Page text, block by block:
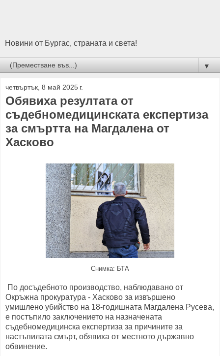
Новини от Бургас, страната и света!
▼
четвъртък, 8 май 2025 г.
Обявиха резултата от
съдебномедицинската експертиза
за смъртта на Магдалена от
Хасково
Снимка: БТА
По досъдебното производство, наблюдавано от
Окръжна прокуратура - Хасково за извършено
умишлено убийство на 18-годишната Магдалена Русева,
е постъпило заключението на назначената
съдебномедицинска експертиза за причините за
настъпилата смърт, обявиха от местното държавно
обвинение.